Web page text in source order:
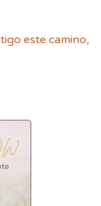
este camino,